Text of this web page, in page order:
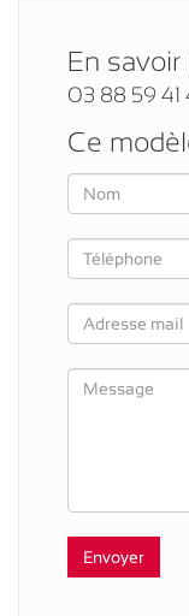
En savoir
03 88 59
Ce